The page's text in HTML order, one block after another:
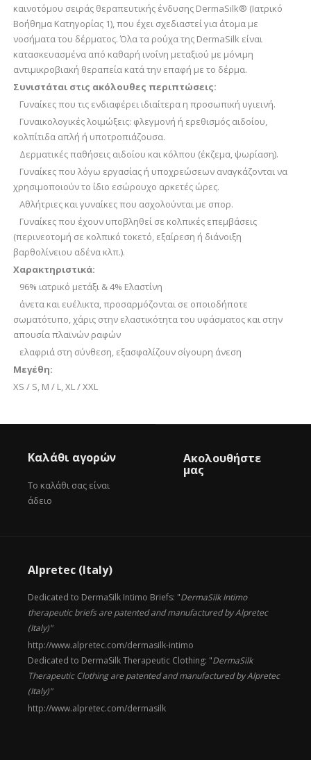
καινοτόμου σειράς θεραπευτικής ένδυσης DermaSilk® (Ιατρικό
Βοήθημα Κατηγορίας 1), που έχει σχεδιαστεί για άτομα με
νοσήματα του δέρματος. Όλα τα ρούχα της DermaSilk είναι
κατασκευασμένα από καθαρή ινοΐνη μεταξιού με μόνιμη
αντιμικροβιακή θεραπεία κατά την επαφή με το δέρμα.
Συνιστάται στις ακόλουθες περιπτώσεις:
Γυναίκες που τις ενδιαφέρει ιδιαίτερα η προσωπική υγιεινή.
Γυναικολογικές λοιμώξεις: φλεγμονή ή ερεθισμός αιδοίου,
κολπίτιδα απλή ή υποτροπιάζουσα.
Δερματικές παθήσεις αιδοίου και κόλπου (έκζεμα, ψωρίαση).
Γυναίκες που λόγω εργασίας ή υποχρεώσεων αναγκάζονται να
χρησιμοποιούν το ίδιο εσώρουχο αρκετές ώρες.
Αθλήτριες και γυναίκες που ασχολούνται με σπορ.
Γυναίκες που έχουν υποβληθεί σε κολπικές επεμβάσεις
(περινεοτομή σε κολπικό τοκετό, εξαίρεση ή διάνοιξη
βαρθολίνειου αδένα κλπ.).
Χαρακτηριστικά:
96% ιατρικό μετάξι & 4% Ελαστίνη
άνετα και ευέλικτα, προσαρμόζονται σε οποιοδήποτε
σωματότυπο, χάρις στην ελαστικότητα του υφάσματος και στην
απουσία πλαϊνών ραφών
ελαφριά στη σύνθεση, εξασφαλίζουν σίγουρη άνεση
Μεγέθη:
XS / S, M / L, XL / XXL
Καλάθι αγορών
Το καλάθι σας είναι
άδειο
Ακολουθήστε
μας
Alpretec (Italy)
Dedicated to DermaSilk Intimo Briefs: "DermaSilk Intimo
therapeutic briefs are patented and manufactured by Alpretec
(Italy)"
http://www.alpretec.com/dermasilk-intimo
Dedicated to DermaSilk Therapeutic Clothing: "DermaSilk
Therapeutic Clothing are patented and manufactured by Alpretec
(Italy)"
http://www.alpretec.com/dermasilk